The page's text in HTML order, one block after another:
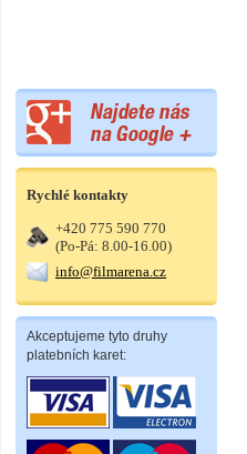
Rychlé kontakty
+420 775 590 770
(Po-Pá: 8.00-16.00)
info@filmarena.cz
Akceptujeme tyto druhy
platebních karet: